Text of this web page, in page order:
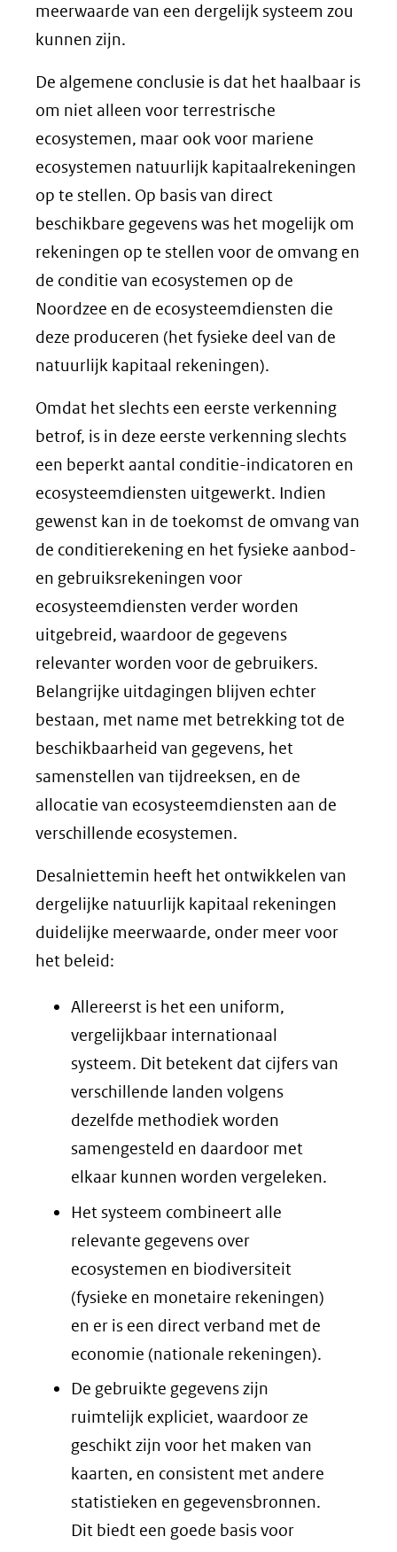
meerwaarde van een dergelijk systeem zou
kunnen zijn.
De algemene conclusie is dat het haalbaar is
om niet alleen voor terrestrische
ecosystemen, maar ook voor mariene
ecosystemen natuurlijk kapitaalrekeningen
op te stellen. Op basis van direct
beschikbare gegevens was het mogelijk om
rekeningen op te stellen voor de omvang en
de conditie van ecosystemen op de
Noordzee en de ecosysteemdiensten die
deze produceren (het fysieke deel van de
natuurlijk kapitaal rekeningen).
Omdat het slechts een eerste verkenning
betrof, is in deze eerste verkenning slechts
een beperkt aantal conditie-indicatoren en
ecosysteemdiensten uitgewerkt. Indien
gewenst kan in de toekomst de omvang van
de conditierekening en het fysieke aanbod-
en gebruiksrekeningen voor
ecosysteemdiensten verder worden
uitgebreid, waardoor de gegevens
relevanter worden voor de gebruikers.
Belangrijke uitdagingen blijven echter
bestaan, met name met betrekking tot de
beschikbaarheid van gegevens, het
samenstellen van tijdreeksen, en de
allocatie van ecosysteemdiensten aan de
verschillende ecosystemen.
Desalniettemin heeft het ontwikkelen van
dergelijke natuurlijk kapitaal rekeningen
duidelijke meerwaarde, onder meer voor
het beleid:
Allereerst is het een uniform,
vergelijkbaar internationaal
systeem. Dit betekent dat cijfers van
verschillende landen volgens
dezelfde methodiek worden
samengesteld en daardoor met
elkaar kunnen worden vergeleken.
Het systeem combineert alle
relevante gegevens over
ecosystemen en biodiversiteit
(fysieke en monetaire rekeningen)
en er is een direct verband met de
economie (nationale rekeningen).
De gebruikte gegevens zijn
ruimtelijk expliciet, waardoor ze
geschikt zijn voor het maken van
kaarten, en consistent met andere
statistieken en gegevensbronnen.
Dit biedt een goede basis voor